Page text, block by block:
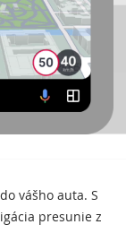
vášho auta. S
presunie z